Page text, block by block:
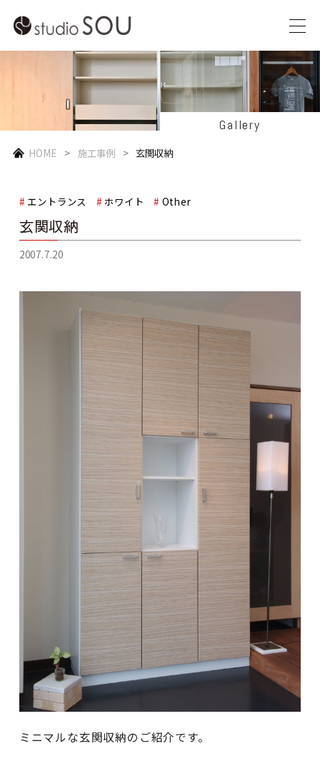
Gallery
HOME 施工事例 玄関収納
エントランス ホワイト Other
玄関収納
2007.7.20
ミニマルな玄関収納のご紹介です。